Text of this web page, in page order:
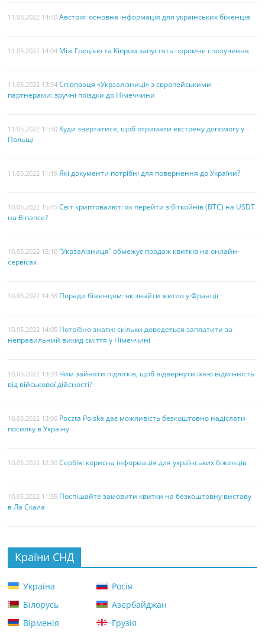
11.05.2022 14:40 Австрія: основна інформація для українських біженців
11.05.2022 14:04 Між Грецією та Кіпром запустять поромне сполучення
11.05.2022 13:34 Співпраця «Укрзалізниці» з європейськими
партнерами: зручні поїздки до Німеччини
11.05.2022 11:50 Куди звертатися, щоб отримати екстрену допомогу у
Польщі
11.05.2022 11:19 Які документи потрібні для повернення до України?
10.05.2022 15:45 Світ криптовалют: як перейти з біткойнів (BTC) на USDT
на Binance?
10.05.2022 15:10 “Укрзалізниця” обмежує продаж квитків на онлайн-
сервісах
10.05.2022 14:38 Поради біженцям: як знайти житло у Франції
10.05.2022 14:05 Потрібно знати: скільки доведеться заплатити за
неправильний викид сміття у Німеччині
10.05.2022 13:33 Чим зайняти підлітків, щоб відвернути їхню відмінність
від військової дійсності?
10.05.2022 13:00 Poczta Polska дає можливість безкоштовно надіслати
посилку в Україну
10.05.2022 12:30 Сербія: корисна інформація для українських біженців
10.05.2022 11:55 Поспішайте замовити квитки на безкоштовну виставу
в Ла Скала
Країни СНД
Україна
Росія
Білорусь
Азербайджан
Вірменія
Грузія